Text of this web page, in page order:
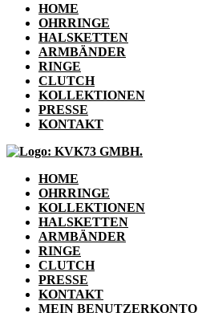
HOME
OHRRINGE
HALSKETTEN
ARMBÄNDER
RINGE
CLUTCH
KOLLEKTIONEN
PRESSE
KONTAKT
HOME
OHRRINGE
KOLLEKTIONEN
HALSKETTEN
ARMBÄNDER
RINGE
CLUTCH
PRESSE
KONTAKT
MEIN BENUTZERKONTO